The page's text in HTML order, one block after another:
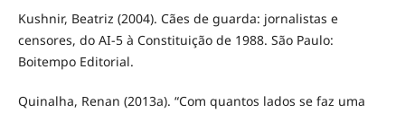
Kushnir, Beatriz (2004). Cães de guarda: jornalistas e
censores, do AI-5 à Constituição de 1988. São Paulo:
Boitempo Editorial.
Quinalha, Renan (2013a). “Com quantos lados se faz uma